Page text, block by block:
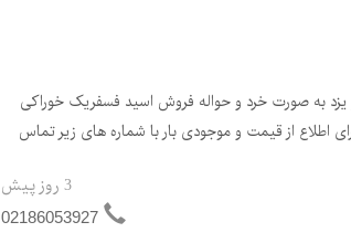
به صورت خرد و حواله فروش اسید فسفریک خوراکی
اطلاع از قیمت و موجودی بار با شماره های زیر تماس
3 روز پیش
02186053927